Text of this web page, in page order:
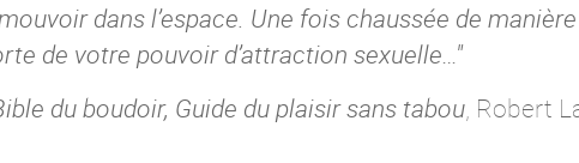
dans l’espace. Une fois chaussée de
de votre pouvoir d’attraction sexuelle…"
du boudoir, Guide du plaisir sans tabou, Robert